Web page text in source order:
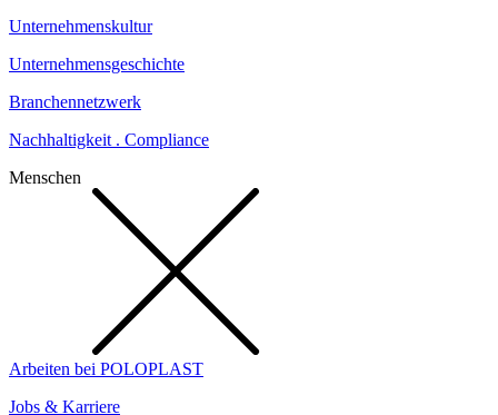
Unternehmenskultur
Unternehmensgeschichte
Branchennetzwerk
Nachhaltigkeit . Compliance
Menschen
Arbeiten bei POLOPLAST
Jobs & Karriere